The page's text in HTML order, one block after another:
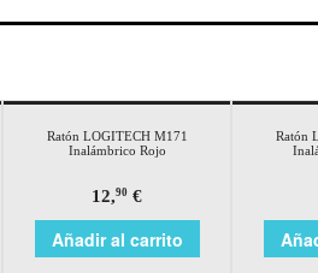
Ratón LOGITECH M171
Inalámbrico Rojo
12,90 €
Añadir al carrito
Ratón